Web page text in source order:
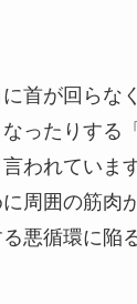
首が回らな
ったりする
われていま
周囲の筋肉
悪循環に陥